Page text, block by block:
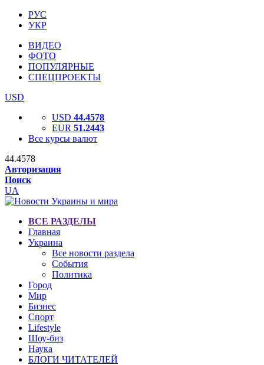
РУС
УКР
ВИДЕО
ФОТО
ПОПУЛЯРНЫЕ
СПЕЦПРОЕКТЫ
USD
USD 44.4578
EUR 51.2443
Все курсы валют
44.4578
Авторизация
Поиск
UA
ВСЕ РАЗДЕЛЫ
Главная
Украина
Все новости раздела
События
Политика
Город
Мир
Бизнес
Спорт
Lifestyle
Шоу-биз
Наука
БЛОГИ ЧИТАТЕЛЕЙ